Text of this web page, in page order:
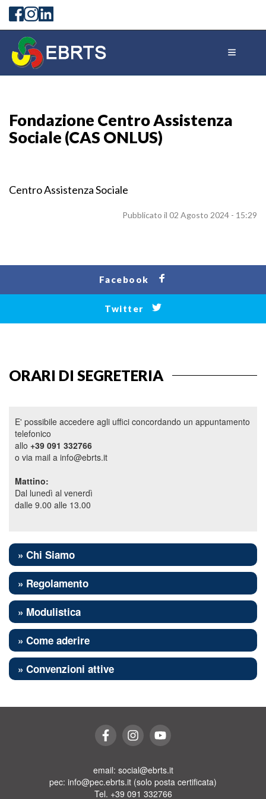
Fondazione Centro Assistenza
Sociale (CAS ONLUS)
Centro Assistenza Sociale
Pubblicato il 02 Agosto 2024 - 15:29
Facebook
Twitter
ORARI DI SEGRETERIA
E' possibile accedere agli uffici concordando un appuntamento
telefonico
allo +39 091 332766
o via mail a info@ebrts.it
Mattino:
Dal lunedì al venerdì
dalle 9.00 alle 13.00
» Chi Siamo
» Regolamento
» Modulistica
» Come aderire
» Convenzioni attive
email: social@ebrts.it
pec: info@pec.ebrts.it (solo posta certificata)
Tel. +39 091 332766